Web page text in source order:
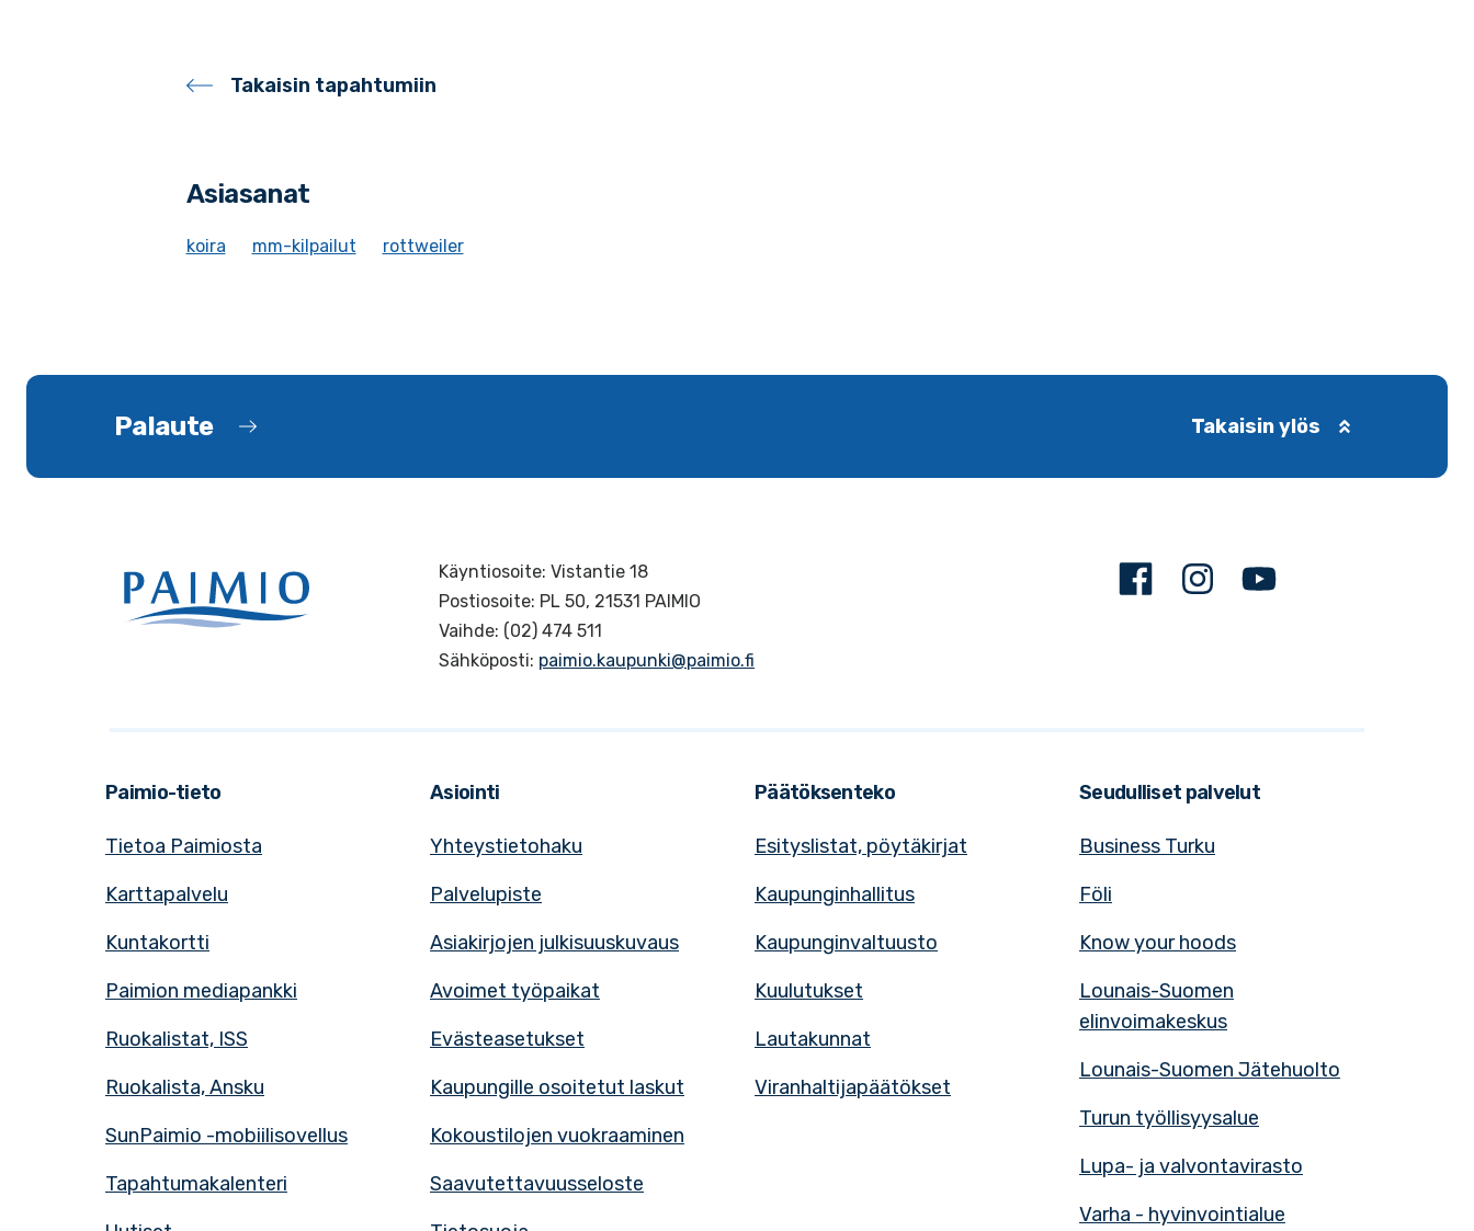
Takaisin tapahtumiin
Asiasanat
koira mm-kilpailut rottweiler
Palaute Takaisin ylös
Käyntiosoite: Vistantie 18
Postiosoite: PL 50, 21531 PAIMIO
Vaihde: (02) 474 511
Sähköposti: paimio.kaupunki@paimio.fi
FacebookInstagram
Paimio-tieto
Tietoa Paimiosta
Karttapalvelu
Kuntakortti
Paimion mediapankki
Ruokalistat, ISS
Ruokalista, Ansku
SunPaimio -mobiilisovellus
Tapahtumakalenteri
Asiointi
Yhteystietohaku
Palvelupiste
Asiakirjojen julkisuuskuvaus
Avoimet työpaikat
Evästeasetukset
Kaupungille osoitetut laskut
Kokoustilojen vuokraaminen
Saavutettavuusseloste
Päätöksenteko
Esityslistat, pöytäkirjat
Kaupunginhallitus
Kaupunginvaltuusto
Kuulutukset
Lautakunnat
Viranhaltijapäätökset
Seudulliset palvelut
Business Turku
Föli
Know your hoods
Lounais-Suomen
elinvoimakeskus
Lounais-Suomen Jätehuolto
Turun työllisyysalue
Lupa- ja valvontavirasto
Varha - hyvinvointialue